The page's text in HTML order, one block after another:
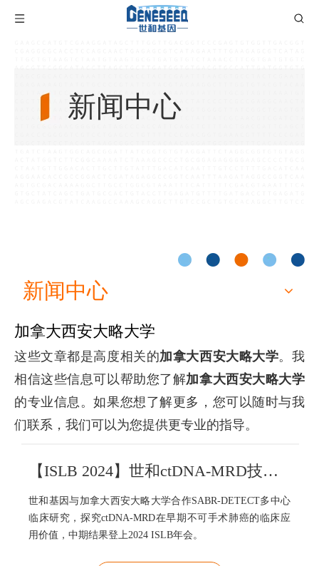
新闻中心
新闻中心
加拿大西安大略大学
这些文章都是高度相关的加拿大西安大略大学。我
相信这些信息可以帮助您了解加拿大西安大略大学
的专业信息。如果您想了解更多，您可以随时与我
们联系，我们可以为您提供更专业的指导。
【ISLB 2024】世和ctDNA-MRD技术辅助早期不可手术肺癌临床风险评估
世和基因与加拿大西安大略大学合作SABR-DETECT多中心
临床研究，探究ctDNA-MRD在早期不可手术肺癌的临床应
用价值，中期结果登上2024 ISLB年会。